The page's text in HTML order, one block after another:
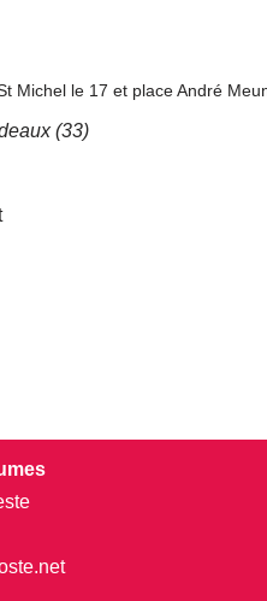
Michel le 17 et place André
(33)